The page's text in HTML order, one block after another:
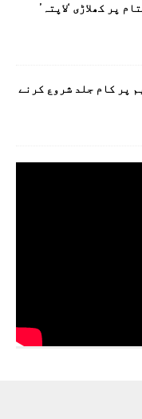
پر کھلاڑی ‘لاپتہ’
پر کام جلد شروع کرنے